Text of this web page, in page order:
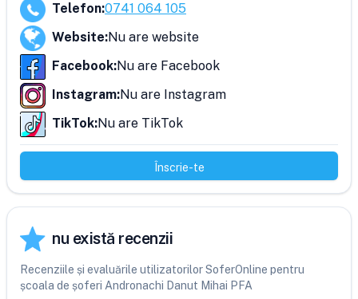
Telefon:0741 064 105
Website:Nu are website
Facebook:Nu are Facebook
Instagram:Nu are Instagram
TikTok:Nu are TikTok
Înscrie-te
nu există recenzii
Recenziile și evaluările utilizatorilor SoferOnline pentru
școala de șoferi Andronachi Danut Mihai PFA